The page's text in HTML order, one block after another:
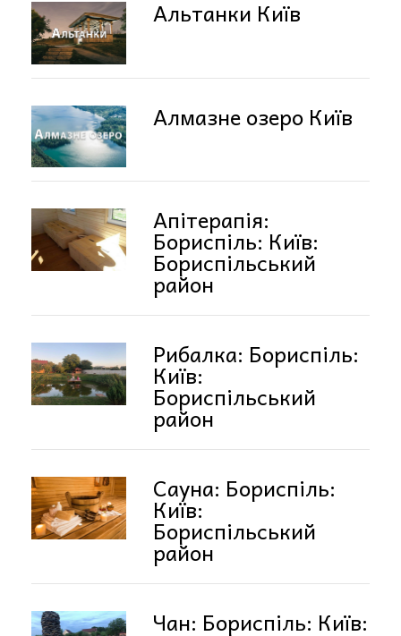
Альтанки Київ
Алмазне озеро Київ
Апітерапія:
Бориспіль: Київ:
Бориспільський
район
Рибалка: Бориспіль:
Київ:
Бориспільський
район
Сауна: Бориспіль:
Київ:
Бориспільський
район
Чан: Бориспіль: Київ: